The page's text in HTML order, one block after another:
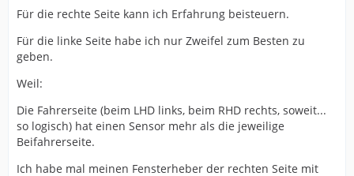
Für die rechte Seite kann ich Erfahrung beisteuern.
Für die linke Seite habe ich nur Zweifel zum Besten zu
geben.
Weil:
Die Fahrerseite (beim LHD links, beim RHD rechts, soweit...
so logisch) hat einen Sensor mehr als die jeweilige
Beifahrerseite.
Ich habe mal meinen Fensterheber der rechten Seite mit